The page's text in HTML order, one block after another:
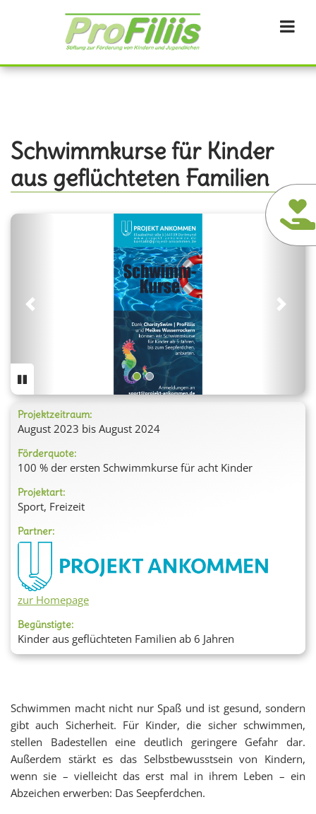
Schwimmkurse für Kinder
aus geflüchteten Familien
Previous Next
Projektzeitraum:
August 2023 bis August 2024
Förderquote:
100 % der ersten Schwimmkurse für acht Kinder
Projektart:
Sport, Freizeit
Partner:
zur Homepage
Begünstigte:
Kinder aus geflüchteten Familien ab 6 Jahren
Schwimmen macht nicht nur Spaß und ist gesund, sondern
gibt auch Sicherheit. Für Kinder, die sicher schwimmen,
stellen Badestellen eine deutlich geringere Gefahr dar.
Außerdem stärkt es das Selbstbewusstsein von Kindern,
wenn sie – vielleicht das erst mal in ihrem Leben – ein
Abzeichen erwerben: Das Seepferdchen.